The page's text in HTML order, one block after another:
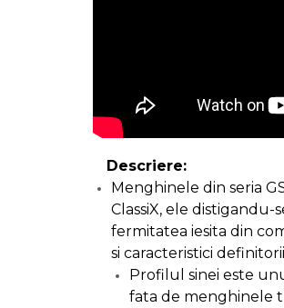
Chinga & Suport Mobila
Organizatoare imbracaminte si
Maturi, Mopuri, Galeti &
Descriere:
Menghinele din seria
ClassiX, ele distigandu-
fermitatea iesita din
si caracteristici
Profilul sinei este
fata de menghinele